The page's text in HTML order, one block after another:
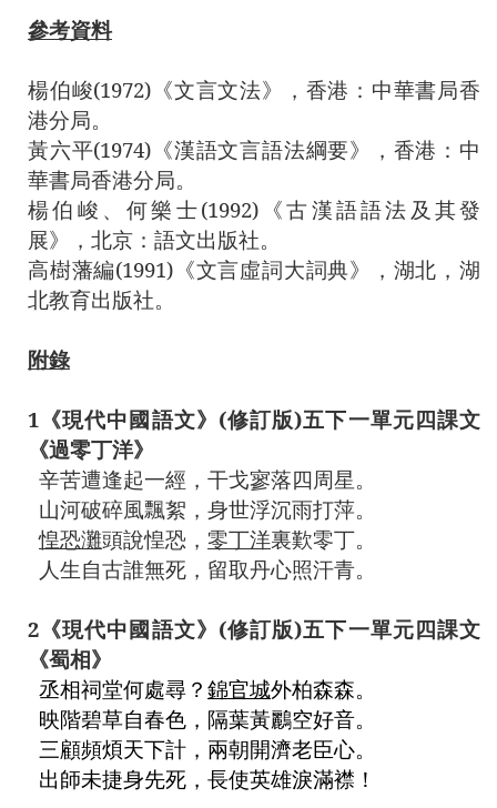
參考資料
楊伯峻(1972) 《文言文法》，香港：中華書局香
港分局。
黃六平(1974) 《漢語文言語法綱要》，香港：中
華書局香港分局。
楊伯峻、何樂士(1992)《古漢語語法及其發
展》，北京：語文出版社。
高樹藩編(1991) 《文言虛詞大詞典》，湖北，湖
北教育出版社。
附錄
1 《現代中國語文》 (修訂版)五下一單元四課文
《過零丁洋》
辛苦遭逢起一經，干戈寥落四周星。
山河破碎風飄絮，身世浮沉雨打萍。
惶恐灘頭說惶恐， 零丁洋裏歎零丁。
人生自古誰無死，留取丹心照汗青。
2 《現代中國語文》 (修訂版)五下一單元四課文
《蜀相》
丞相祠堂何處尋？ 錦官城外柏森森。
映階碧草自春色，隔葉黃鸝空好音。
三顧頻煩天下計，兩朝開濟老臣心。
出師未捷身先死 ，長使英雄淚滿襟！